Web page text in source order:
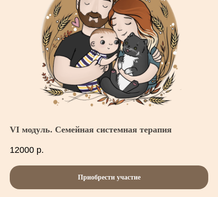
VI модуль. Семейная системная терапия
12000 р.
Приобрести участие